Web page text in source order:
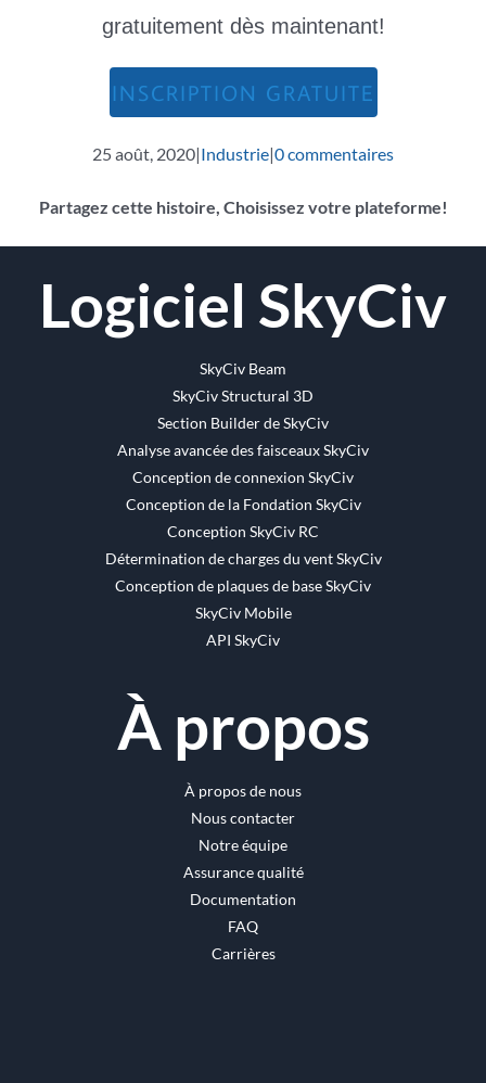
gratuitement dès maintenant!
INSCRIPTION GRATUITE
25 août, 2020|Industrie|0 commentaires
Partagez cette histoire, Choisissez votre plateforme!
Logiciel SkyCiv
SkyCiv Beam
SkyCiv Structural 3D
Section Builder de SkyCiv
Analyse avancée des faisceaux SkyCiv
Conception de connexion SkyCiv
Conception de la Fondation SkyCiv
Conception SkyCiv RC
Détermination de charges du vent SkyCiv
Conception de plaques de base SkyCiv
SkyCiv Mobile
API SkyCiv
À propos
À propos de nous
Nous contacter
Notre équipe
Assurance qualité
Documentation
FAQ
Carrières